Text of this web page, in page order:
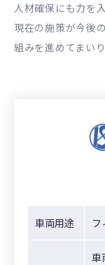
人材確保にも力を
現在の施策が今後
組みを進めてまいり
車両用途 フ
車